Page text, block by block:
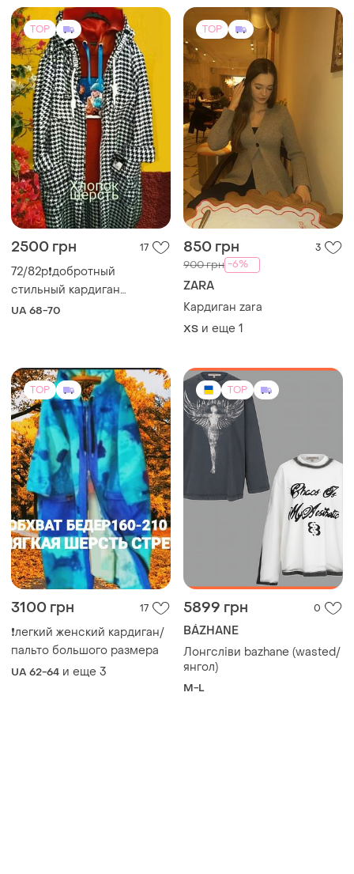
TOP
2500 грн 17
72/82р❗добротный
стильный кардиган
большого р/спортшик
UA 68-70
TOP
850 грн 3
900 грн -6%
ZARA
Кардиган zara
ХS и еще 1
TOP
3100 грн 17
❗легкий женский кардиган/
пальто большого размера
UA 62-64 и еще 3
TOP
5899 грн 0
BÁZHANE
Лонгсліви bazhane (wasted/
янгол)
M-L